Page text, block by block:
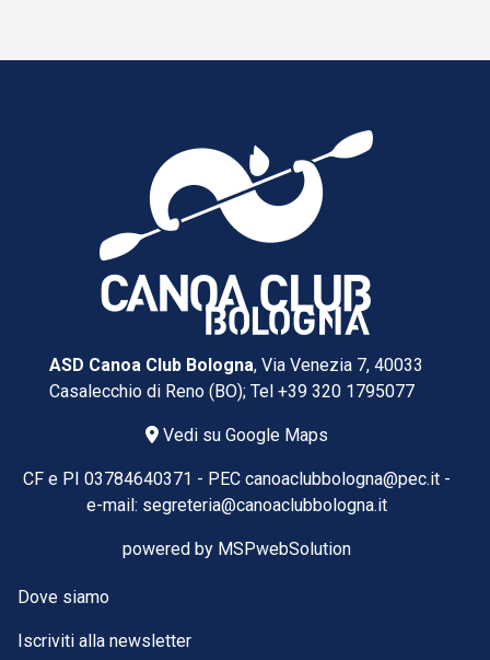
ASD Canoa Club Bologna, Via Venezia 7, 40033
Casalecchio di Reno (BO); Tel +39 320 1795077
Vedi su Google Maps
CF e PI 03784640371 - PEC canoaclubbologna@pec.it -
e-mail: segreteria@canoaclubbologna.it
powered by MSPwebSolution
Dove siamo
Iscriviti alla newsletter